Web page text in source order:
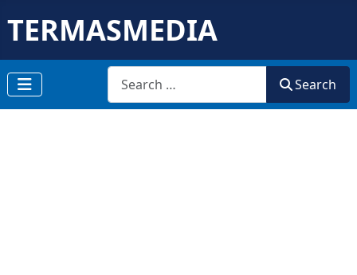
TERMASMEDIA
Search Search